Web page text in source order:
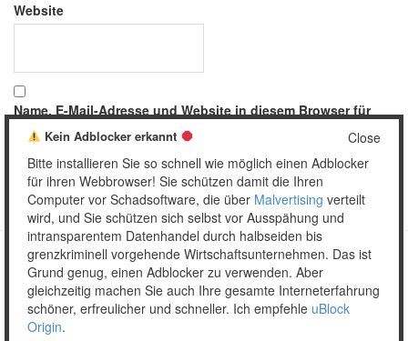
Website
Name, E-Mail-Adresse und Website in diesem Browser für
meinen nächsten Kommentar speichern.
Copyright © 2026 Unser täglich Spam.
MobileWordPress Theme by themehall.com
Close
Kein Adblocker erkannt
Bitte installieren Sie so schnell wie möglich einen Adblocker
für ihren Webbrowser! Sie schützen damit die Ihren
Computer vor Schadsoftware, die über Malvertising verteilt
wird, und Sie schützen sich selbst vor Ausspähung und
intransparentem Datenhandel durch halbseiden bis
grenzkriminell vorgehende Wirtschaftsunternehmen. Das ist
Grund genug, einen Adblocker zu verwenden. Aber
gleichzeitig machen Sie auch Ihre gesamte Interneterfahrung
schöner, erfreulicher und schneller. Ich empfehle uBlock
Origin.